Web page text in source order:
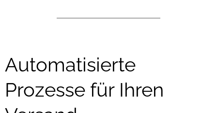
Automatisierte
Prozesse für Ihren